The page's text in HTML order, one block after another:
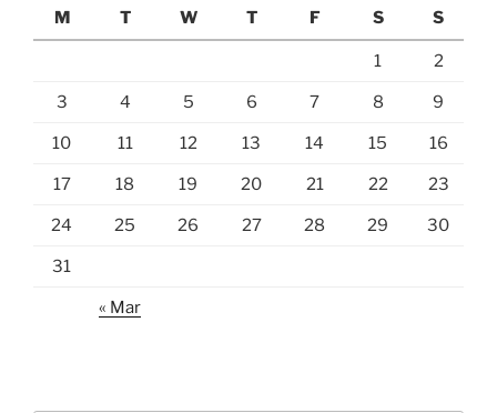
M
T W T F S S
1 2
3 4 5 6 7 8 9
10 11 12 13 14 15 16
17 18 19 20 21 22 23
24 25 26 27 28 29 30
31
« Mar